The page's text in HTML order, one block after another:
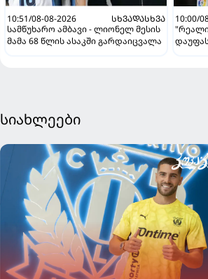
10:51/08-08-2026
ᲡᲮᲕᲐᲓᲐᲡᲮᲕᲐ
სამწუხარო ამბავი - ლიონელ მესის
მამა 68 წლის ასაკში გარდაიცვალა
10:00/
სიახლეები